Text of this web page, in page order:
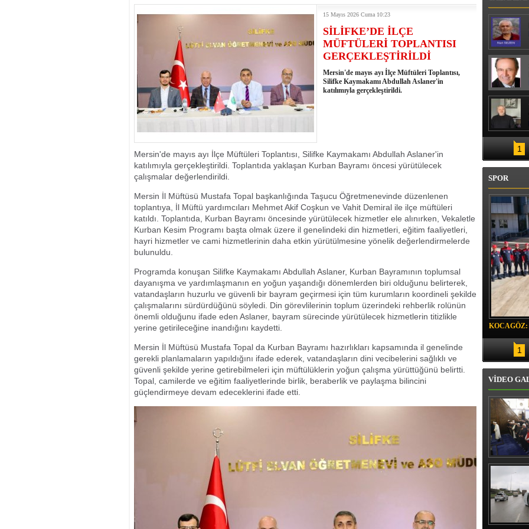
ARANAN 2 HÜKÜMLÜ YAKALANDI
15 Mayıs 2026 Cuma 10:23
SİLİFKE’DE İLÇE
MÜFTÜLERİ TOPLANTISI
GERÇEKLEŞTİRİLDİ
Mersin'de mayıs ayı İlçe Müftüleri Toplantısı,
Silifke Kaymakamı Abdullah Aslaner'in
katılımıyla gerçekleştirildi.
Mersin'de mayıs ayı İlçe Müftüleri Toplantısı, Silifke Kaymakamı Abdullah Aslaner'in
katılımıyla gerçekleştirildi. Toplantıda yaklaşan Kurban Bayramı öncesi yürütülecek
çalışmalar değerlendirildi.
Mersin İl Müftüsü Mustafa Topal başkanlığında Taşucu Öğretmenevinde düzenlenen
toplantıya, İl Müftü yardımcıları Mehmet Akif Coşkun ve Vahit Demiral ile ilçe müftüleri
katıldı. Toplantıda, Kurban Bayramı öncesinde yürütülecek hizmetler ele alınırken, Vekaletle
Kurban Kesim Programı başta olmak üzere il genelindeki din hizmetleri, eğitim faaliyetleri,
hayri hizmetler ve cami hizmetlerinin daha etkin yürütülmesine yönelik değerlendirmelerde
bulunuldu.
Programda konuşan Silifke Kaymakamı Abdullah Aslaner, Kurban Bayramının toplumsal
dayanışma ve yardımlaşmanın en yoğun yaşandığı dönemlerden biri olduğunu belirterek,
vatandaşların huzurlu ve güvenli bir bayram geçirmesi için tüm kurumların koordineli şekilde
çalışmalarını sürdürdüğünü söyledi. Din görevlilerinin toplum üzerindeki rehberlik rolünün
önemli olduğunu ifade eden Aslaner, bayram sürecinde yürütülecek hizmetlerin titizlikle
yerine getirileceğine inandığını kaydetti.
Mersin İl Müftüsü Mustafa Topal da Kurban Bayramı hazırlıkları kapsamında il genelinde
gerekli planlamaların yapıldığını ifade ederek, vatandaşların dini vecibelerini sağlıklı ve
güvenli şekilde yerine getirebilmeleri için müftülüklerin yoğun çalışma yürüttüğünü belirtti.
Topal, camilerde ve eğitim faaliyetlerinde birlik, beraberlik ve paylaşma bilincini
güçlendirmeye devam edeceklerini ifade etti.
1
SPOR
1
VİDEO
Erbaş,
Veli
teravih